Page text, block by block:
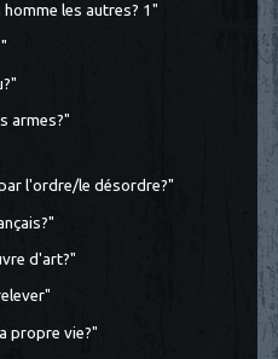
les autres? 1"
armes?"
l'ordre/le désordre?"
d'art?"
propre vie?"